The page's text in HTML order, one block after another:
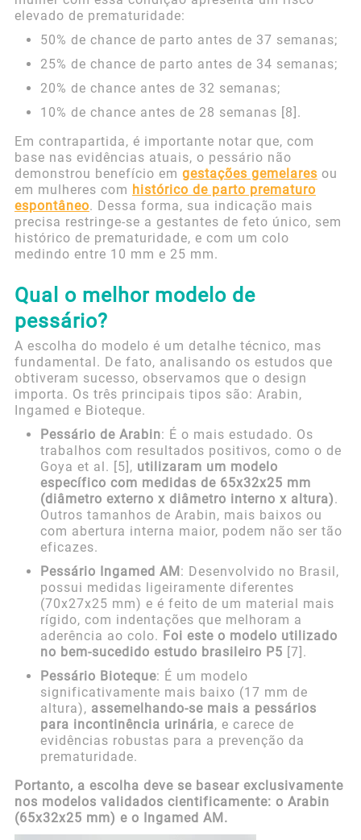
elevado de prematuridade:
50% de chance de parto antes de 37 semanas;
25% de chance de parto antes de 34 semanas;
20% de chance antes de 32 semanas;
10% de chance antes de 28 semanas [8].
Em contrapartida, é importante notar que, com
base nas evidências atuais, o pessário não
demonstrou benefício em gestações gemelares ou
em mulheres com histórico de parto prematuro
espontâneo. Dessa forma, sua indicação mais
precisa restringe-se a gestantes de feto único, sem
histórico de prematuridade, e com um colo
medindo entre 10 mm e 25 mm.
Qual o melhor modelo de
pessário?
A escolha do modelo é um detalhe técnico, mas
fundamental. De fato, analisando os estudos que
obtiveram sucesso, observamos que o design
importa. Os três principais tipos são: Arabin,
Ingamed e Bioteque.
Pessário de Arabin: É o mais estudado. Os
trabalhos com resultados positivos, como o de
Goya et al. [5], utilizaram um modelo
específico com medidas de 65x32x25 mm
(diâmetro externo x diâmetro interno x altura).
Outros tamanhos de Arabin, mais baixos ou
com abertura interna maior, podem não ser tão
eficazes.
Pessário Ingamed AM: Desenvolvido no Brasil,
possui medidas ligeiramente diferentes
(70x27x25 mm) e é feito de um material mais
rígido, com indentações que melhoram a
aderência ao colo. Foi este o modelo utilizado
no bem-sucedido estudo brasileiro P5 [7].
Pessário Bioteque: É um modelo
significativamente mais baixo (17 mm de
altura), assemelhando-se mais a pessários
para incontinência urinária, e carece de
evidências robustas para a prevenção da
prematuridade.
Portanto, a escolha deve se basear exclusivamente
nos modelos validados cientificamente: o Arabin
(65x32x25 mm) e o Ingamed AM.